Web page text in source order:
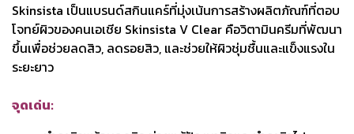
Skinsista เป็นแบรนด์สกินแคร์ที่มุ่งเน้นการสร้างผลิตภัณฑ์ที่ตอบ
โจทย์ผิวของคนเอเชีย Skinsista V Clear คือวิตามินครีมที่พัฒนา
ขึ้นเพื่อช่วยลดสิว, ลดรอยสิว, และช่วยให้ผิวชุ่มชื้นและแข็งแรงใน
ระยะยาว
จุดเด่น: